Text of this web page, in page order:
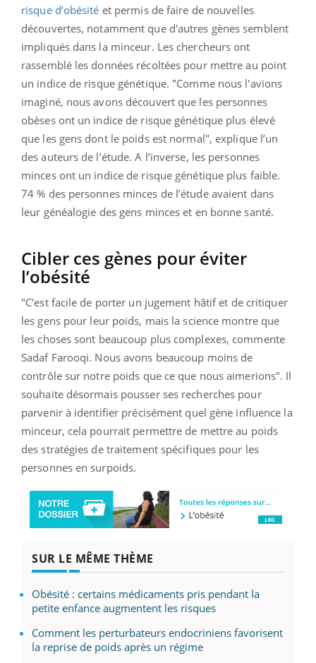
risque d’obésité et permis de faire de nouvelles
découvertes, notamment que d'autres gènes semblent
impliqués dans la minceur. Les chercheurs ont
rassemblé les données récoltées pour mettre au point
un indice de risque génétique. "Comme nous l'avions
imaginé, nous avons découvert que les personnes
obèses ont un indice de risque génétique plus élevé
que les gens dont le poids est normal", explique l’un
des auteurs de l’étude. A l’inverse, les personnes
minces ont un indice de risque génétique plus faible.
74 % des personnes minces de l’étude avaient dans
leur généalogie des gens minces et en bonne santé.
Cibler ces gènes pour éviter
l’obésité
"C'est facile de porter un jugement hâtif et de critiquer
les gens pour leur poids, mais la science montre que
les choses sont beaucoup plus complexes, commente
Sadaf Farooqi. Nous avons beaucoup moins de
contrôle sur notre poids que ce que nous aimerions". Il
souhaite désormais pousser ses recherches pour
parvenir à identifier précisément quel gène influence la
minceur, cela pourrait permettre de mettre au poids
des stratégies de traitement spécifiques pour les
personnes en surpoids.
SUR LE MÊME THÈME
Obésité : certains médicaments pris pendant la
petite enfance augmentent les risques
Comment les perturbateurs endocriniens favorisent
la reprise de poids après un régime